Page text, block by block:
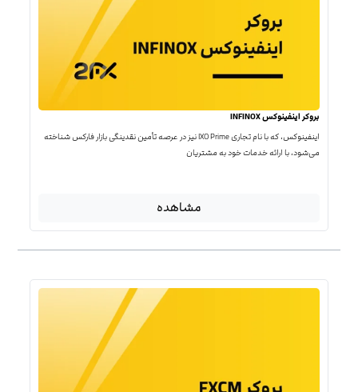
بروکر اینفینوکس INFINOX
اینفینوکس، که با نام تجاری IXO Prime نیز در عرصه تأمین نقدینگی بازار فارکس شناخته
می‌شود، با ارائه خدمات خود به مشتریان
مشاهده